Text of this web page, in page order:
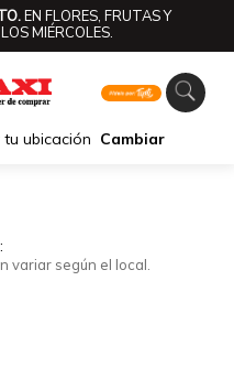
EN FLORES, FRUTAS Y
MIÉRCOLES.
ubicación Cambiar
variar según el local.